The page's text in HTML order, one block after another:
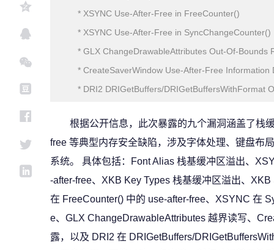
* XSYNC Use-After-Free in FreeCounter()
* XSYNC Use-After-Free in SyncChangeCounter()
* GLX ChangeDrawableAttributes Out-Of-Bounds
* CreateSaverWindow Use-After-Free Information
* DRI2 DRIGetBuffers/DRIGetBuffersWithFormat
根据公开信息，此次暴露的九个漏洞涵盖了栈
free 等典型内存安全缺陷，涉及字体处理、键盘布
系统。 具体包括：Font Alias 栈基缓冲区溢出、
-after-free、XKB Key Types 栈基缓冲区溢出、
在 FreeCounter() 中的 use-after-free、XSYNC 在
e、GLX ChangeDrawableAttributes 越界读写、
露，以及 DRI2 在 DRIGetBuffers/